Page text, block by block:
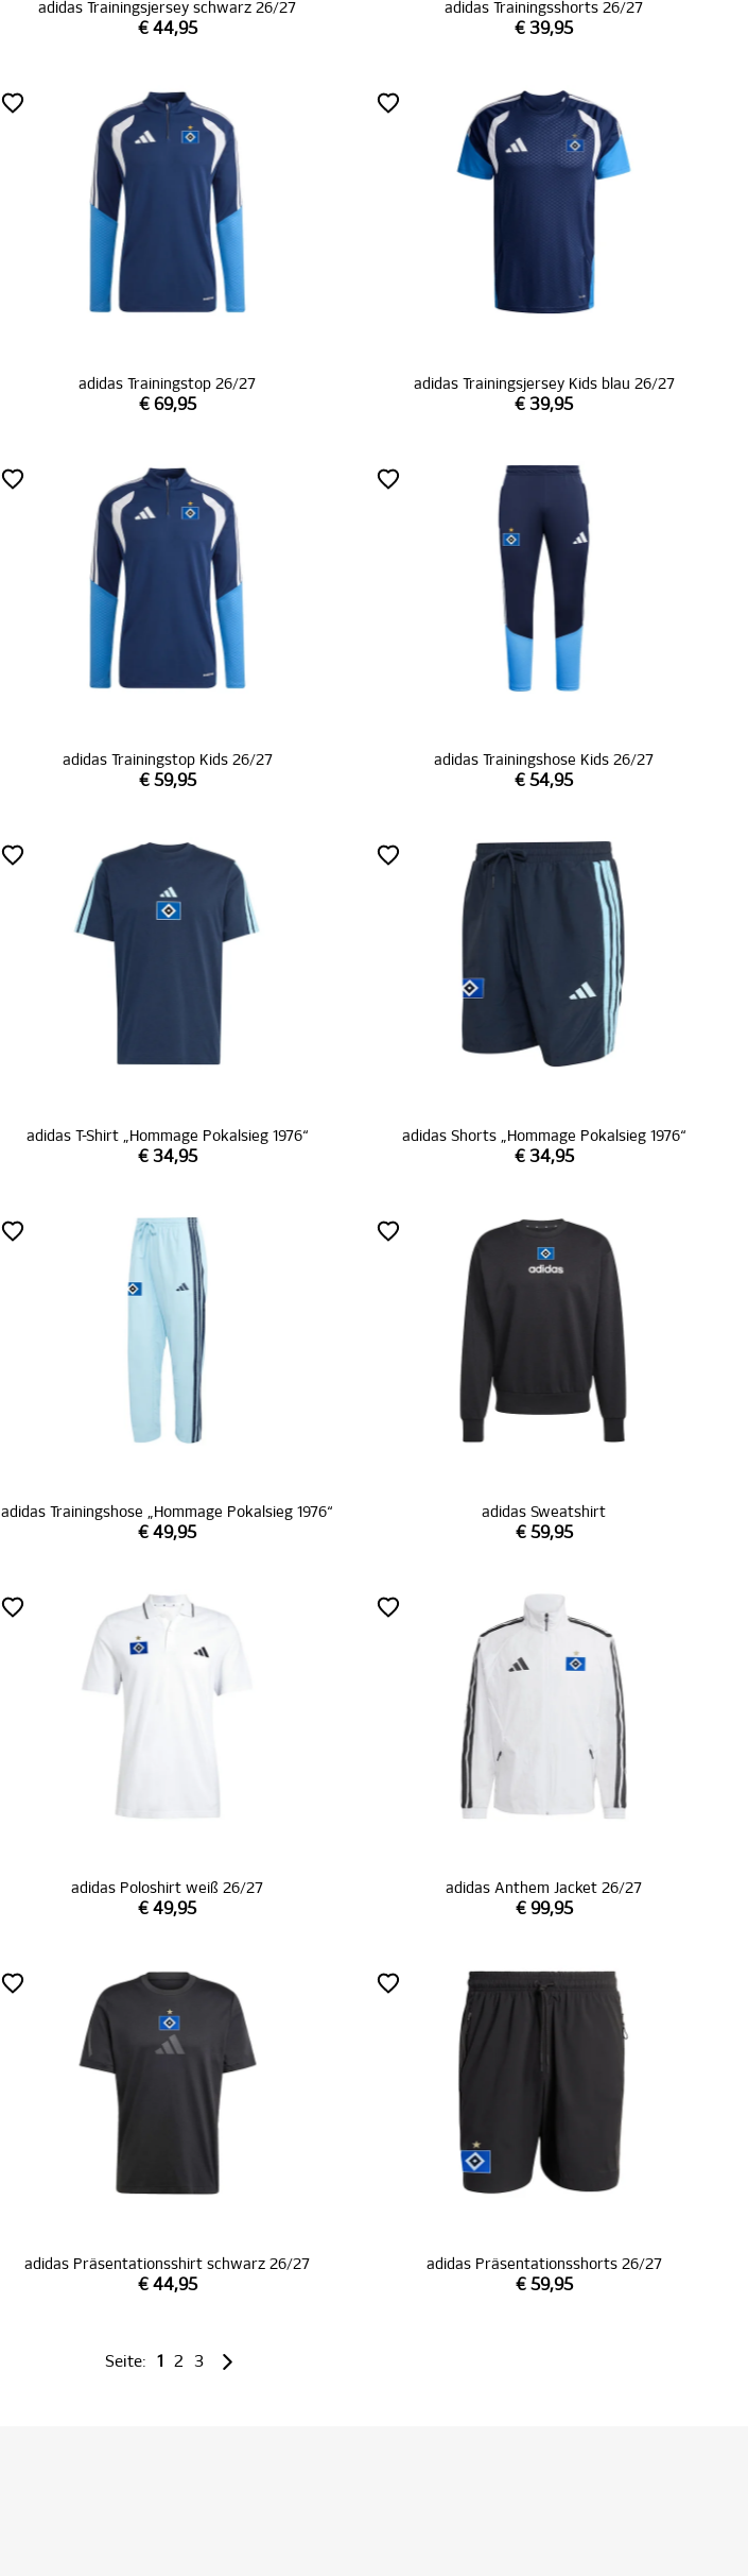
adidas Trainingsjersey schwarz 26/27
€ 44,95
adidas Trainingsshorts 26/27
€ 39,95
adidas Trainingstop 26/27
€ 69,95
adidas Trainingsjersey Kids blau 26/27
€ 39,95
adidas Trainingstop Kids 26/27
€ 59,95
adidas Trainingshose Kids 26/27
€ 54,95
adidas T-Shirt „Hommage Pokalsieg 1976“
€ 34,95
adidas Shorts „Hommage Pokalsieg 1976“
€ 34,95
adidas Trainingshose „Hommage Pokalsieg 1976“
€ 49,95
adidas Sweatshirt
€ 59,95
adidas Poloshirt weiß 26/27
€ 49,95
adidas Anthem Jacket 26/27
€ 99,95
adidas Präsentationsshirt schwarz 26/27
€ 44,95
adidas Präsentationsshorts 26/27
€ 59,95
Seite: 1 2 3